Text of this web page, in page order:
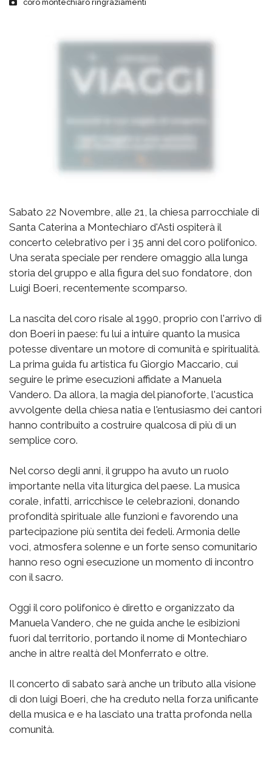
coro montechiaro ringraziamenti
Sabato 22 Novembre, alle 21, la chiesa parrocchiale di
Santa Caterina a Montechiaro d'Asti ospiterà il
concerto celebrativo per i 35 anni del coro polifonico.
Una serata speciale per rendere omaggio alla lunga
storia del gruppo e alla figura del suo fondatore, don
Luigi Boeri, recentemente scomparso.
La nascita del coro risale al 1990, proprio con l'arrivo di
don Boeri in paese: fu lui a intuire quanto la musica
potesse diventare un motore di comunità e spiritualità.
La prima guida fu artistica fu Giorgio Maccario, cui
seguire le prime esecuzioni affidate a Manuela
Vandero. Da allora, la magia del pianoforte, l'acustica
avvolgente della chiesa natia e l'entusiasmo dei cantori
hanno contribuito a costruire qualcosa di più di un
semplice coro.
Nel corso degli anni, il gruppo ha avuto un ruolo
importante nella vita liturgica del paese. La musica
corale, infatti, arricchisce le celebrazioni, donando
profondità spirituale alle funzioni e favorendo una
partecipazione più sentita dei fedeli. Armonia delle
voci, atmosfera solenne e un forte senso comunitario
hanno reso ogni esecuzione un momento di incontro
con il sacro.
Oggi il coro polifonico è diretto e organizzato da
Manuela Vandero, che ne guida anche le esibizioni
fuori dal territorio, portando il nome di Montechiaro
anche in altre realtà del Monferrato e oltre.
Il concerto di sabato sarà anche un tributo alla visione
di don luigi Boeri, che ha creduto nella forza unificante
della musica e e ha lasciato una tratta profonda nella
comunità.